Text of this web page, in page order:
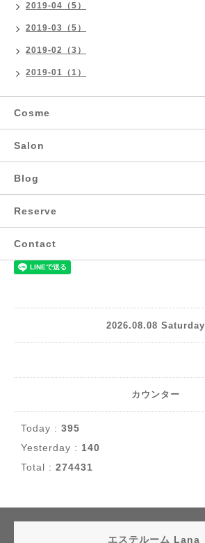
2019-04（5）
2019-03（5）
2019-02（3）
2019-01（1）
Cosme
Salon
Blog
Reserve
Contact
2026.08.08 Saturday
カウンター
Today : 395
Yesterday : 140
Total : 274431
エステルーム Lana